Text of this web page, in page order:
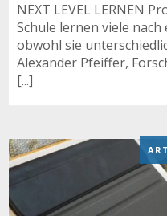
NEXT LEVEL LERNEN
Schule lernen viele
obwohl sie
Alexander Pfeiffer,
[...]